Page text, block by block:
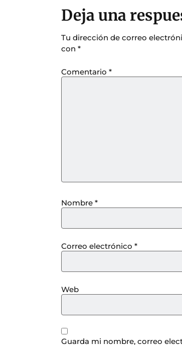
Deja una
Tu dirección de correo
con *
Comentario *
Nombre *
Correo electrónico *
Web
Guarda mi nombre, correo